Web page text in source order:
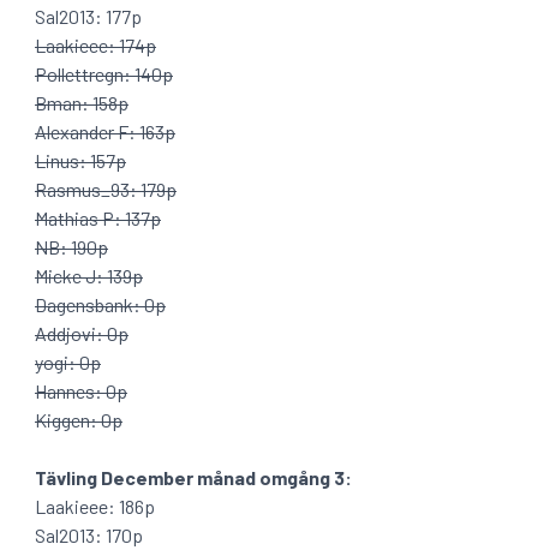
Sal2013: 177p
Laakieee: 174p
Pollettregn: 140p
Bman: 158p
Alexander F: 163p
Linus: 157p
Rasmus_93: 179p
Mathias P: 137p
NB: 190p
Micke J: 139p
Dagensbank: 0p
Addjovi: 0p
yogi: 0p
Hannes: 0p
Kiggen: 0p
Tävling December månad omgång 3:
Laakieee: 186p
Sal2013: 170p